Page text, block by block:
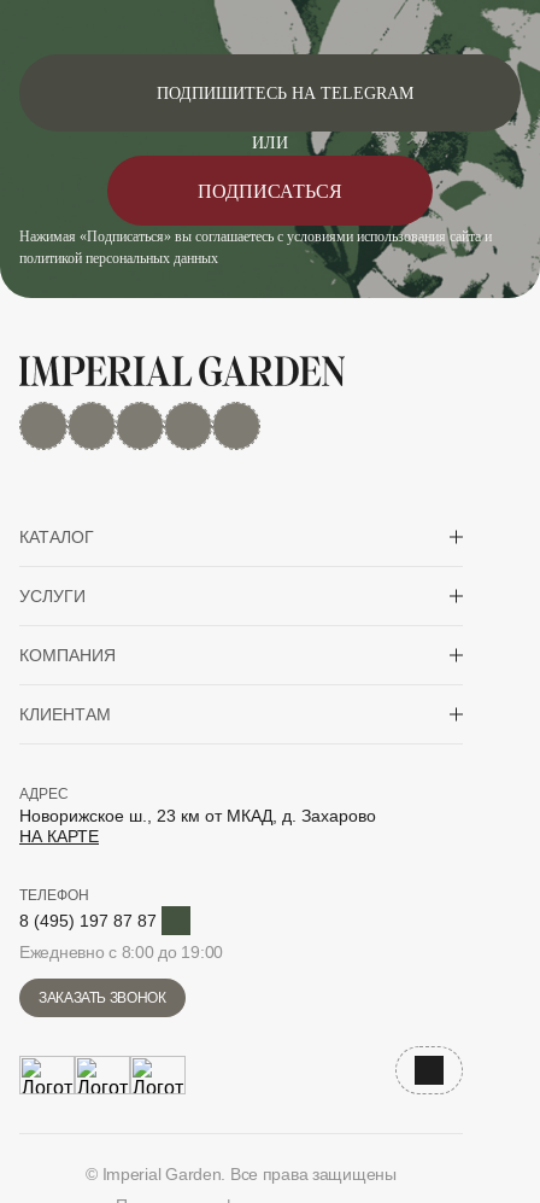
Нажимая «Подписаться» вы соглашаетесь с условиями использования сайта и
политикой персональных данных
ПОДПИШИТЕСЬ НА TELEGRAM
ИЛИ
ПОДПИСАТЬСЯ
MAX Дзен YouTuberutubeTelegram
КАТАЛОГ
УСЛУГИ
КОМПАНИЯ
КЛИЕНТАМ
АДРЕС
Новорижское ш., 23 км от МКАД, д. Захарово
НА КАРТЕ
ТЕЛЕФОН
8 (495) 197 87 87
Ежедневно с 8:00 до 19:00
ЗАКАЗАТЬ ЗВОНОК
Наверх
© Imperial Garden. Все права защищены